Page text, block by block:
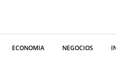
ECONOMIA NEGOCIOS